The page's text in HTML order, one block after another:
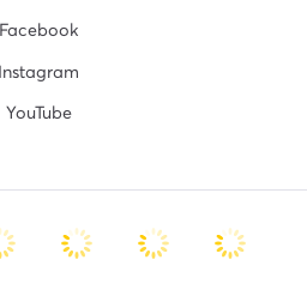
Facebook
Instagram
YouTube